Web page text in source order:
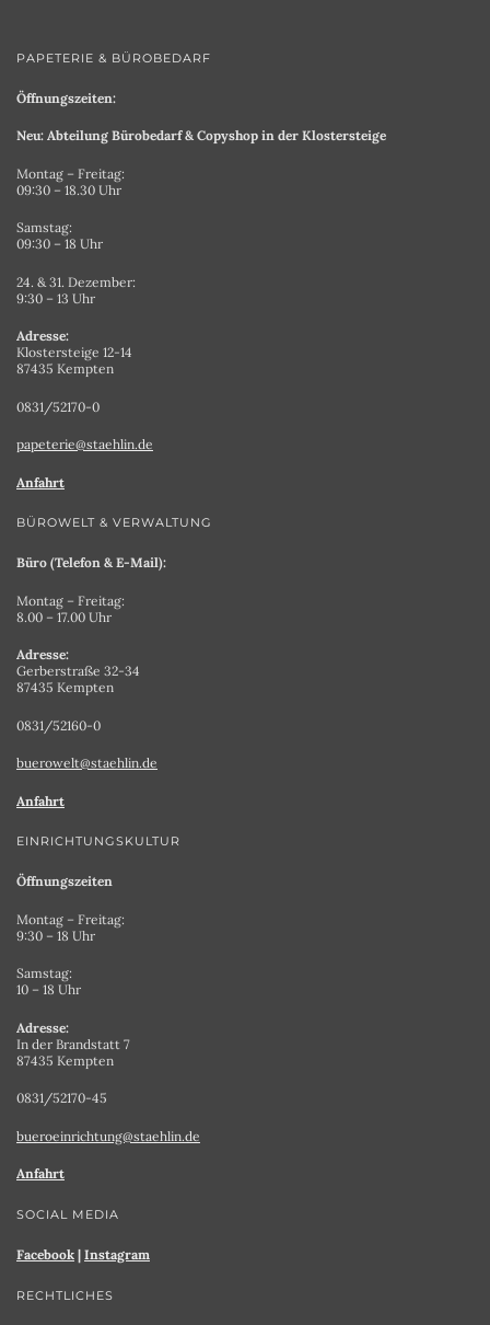
PAPETERIE & BÜROBEDARF
Öffnungszeiten:
Neu: Abteilung Bürobedarf & Copyshop in der Klostersteige
Montag – Freitag:
09:30 – 18.30 Uhr
Samstag:
09:30 – 18 Uhr
24. & 31. Dezember:
9:30 – 13 Uhr
Adresse:
Klostersteige 12-14
87435 Kempten
0831/52170-0
papeterie@staehlin.de
Anfahrt
BÜROWELT & VERWALTUNG
Büro (Telefon & E-Mail):
Montag – Freitag:
8.00 – 17.00 Uhr
Adresse:
Gerberstraße 32-34
87435 Kempten
0831/52160-0
buerowelt@staehlin.de
Anfahrt
EINRICHTUNGSKULTUR
Öffnungszeiten
Montag – Freitag:
9:30 – 18 Uhr
Samstag:
10 – 18 Uhr
Adresse:
In der Brandstatt 7
87435 Kempten
0831/52170-45
bueroeinrichtung@staehlin.de
Anfahrt
SOCIAL MEDIA
Facebook | Instagram
RECHTLICHES